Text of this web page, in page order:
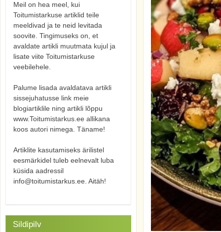
Meil on hea meel, kui
Toitumistarkuse artiklid teile
meeldivad ja te neid levitada
soovite. Tingimuseks on, et
avaldate artikli muutmata kujul ja
lisate viite Toitumistarkuse
veebilehele.
Palume lisada avaldatava artikli
sissejuhatusse link meie
blogiartiklile ning artikli lõppu
www.Toitumistarkus.ee allikana
koos autori nimega. Täname!
Artiklite kasutamiseks ärilistel
eesmärkidel tuleb eelnevalt luba
küsida aadressil
info@toitumistarkus.ee. Aitäh!
Sildipilv